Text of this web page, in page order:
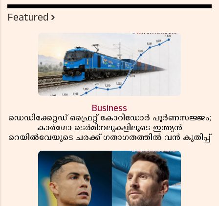
Featured
Business
ഡെഡിക്കേറ്റഡ് ഫ്രൈറ്റ് കോറിഡോർ പൂർണസജ്ജം;
കാർഗോ ടെർമിനലുകളിലൂടെ ഇന്ത്യൻ
റെയിൽവേയുടെ ചരക്ക് ഗതാഗതത്തിൽ വൻ കുതിപ്പ്